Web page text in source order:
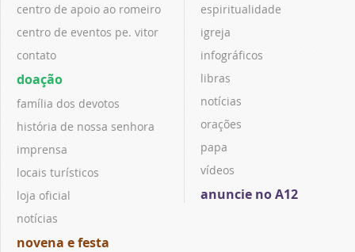
centro de apoio ao romeiro
centro de eventos pe. vitor
contato
doação
família dos devotos
história de nossa senhora
imprensa
locais turísticos
loja oficial
notícias
novena e festa
espiritualidade
igreja
infográficos
libras
notícias
orações
papa
vídeos
anuncie no A12